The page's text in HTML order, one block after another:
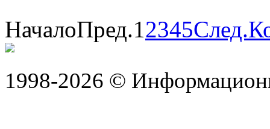
НачалоПред.12345След.
1998-2026 ©